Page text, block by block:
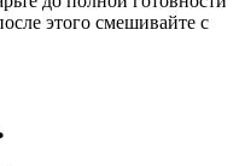
этого смешивайте с